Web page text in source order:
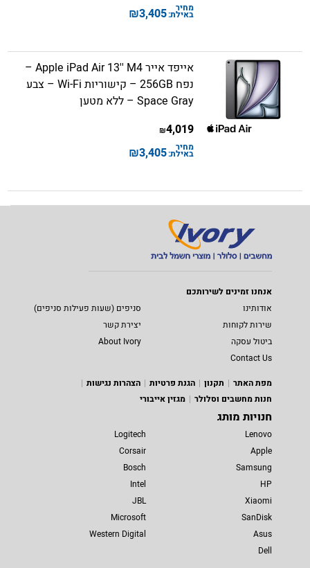
מחיר
באילת:3,405
₪
אייפד אייר Apple iPad Air 13'' M4 –
נפח 256GB – קישוריות Wi-Fi – צבע
Space Gray – ללא מטען
4,019
₪
מחיר
באילת:3,405
₪
אנחנו זמינים לשירותכם
אודותינו
סניפים (שעות פעילות סניפים)
שירות לקוחות
יצירת קשר
ביטול עסקה
About Ivory
Contact Us
מפת האתר
תקנון הגנת פרטיות
הצהרות נגישות
חנות מחשבים וסלולר
מגזין אייבורי
חנויות מותג
Lenovo
Apple
Samsung
HP
Xiaomi
SanDisk
Asus
Dell
Logitech
Corsair
Bosch
Intel
JBL
Microsoft
Western Digital